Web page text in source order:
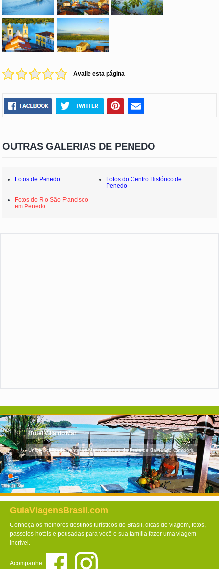
Avalie esta página
OUTRAS GALERIAS DE PENEDO
Fotos de Penedo
Fotos do Centro Histórico de
Penedo
Fotos do Rio São Francisco
em Penedo
Hotel Villa do Mar
Único localizado frente ao Mar no Centro da Praia de Balneário Camboriú
GuiaViagensBrasil.com
Conheça os melhores destinos turísticos do Brasil, dicas de viagem, fotos,
passeios hotéis e pousadas para você e sua família fazer uma viagem
incrível.
Acompanhe: